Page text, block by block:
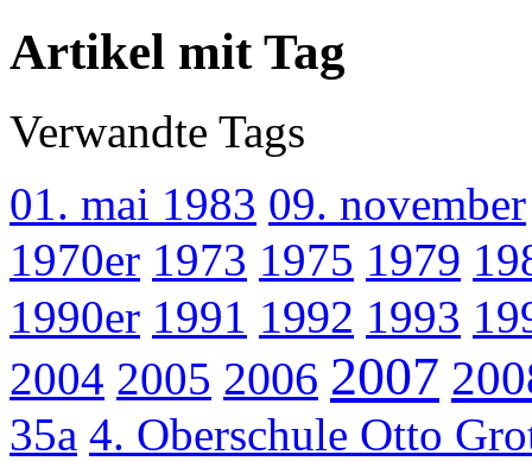
Artikel mit Tag
Verwandte Tags
01. mai 1983 09. november
1970er 1973 1975 1979
1990er 1991 1992 1993
2004 2005 2006 2007
35a 4. Oberschule Otto